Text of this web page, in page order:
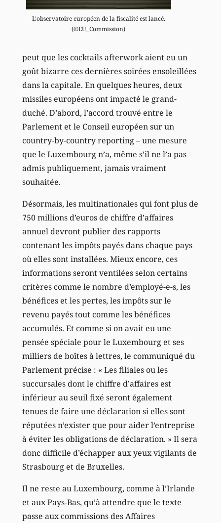
L’observatoire européen de la fiscalité est lancé.
(©EU_Commission)
peut que les cocktails afterwork aient eu un
goût bizarre ces dernières soirées ensoleillées
dans la capitale. En quelques heures, deux
missiles européens ont impacté le grand-
duché. D’abord, l’accord trouvé entre le
Parlement et le Conseil européen sur un
country-by-country reporting – une mesure
que le Luxembourg n’a, même s’il ne l’a pas
admis publiquement, jamais vraiment
souhaitée.
Désormais, les multinationales qui font plus de
750 millions d’euros de chiffre d’affaires
annuel devront publier des rapports
contenant les impôts payés dans chaque pays
où elles sont installées. Mieux encore, ces
informations seront ventilées selon certains
critères comme le nombre d’employé-e-s, les
bénéfices et les pertes, les impôts sur le
revenu payés tout comme les bénéfices
accumulés. Et comme si on avait eu une
pensée spéciale pour le Luxembourg et ses
milliers de boîtes à lettres, le communiqué du
Parlement précise : « Les filiales ou les
succursales dont le chiffre d’affaires est
inférieur au seuil fixé seront également
tenues de faire une déclaration si elles sont
réputées n’exister que pour aider l’entreprise
à éviter les obligations de déclaration. » Il sera
donc difficile d’échapper aux yeux vigilants de
Strasbourg et de Bruxelles.
Il ne reste au Luxembourg, comme à l’Irlande
et aux Pays-Bas, qu’à attendre que le texte
passe aux commissions des Affaires